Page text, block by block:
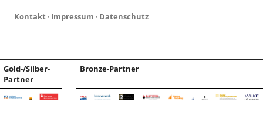
Gold-/Silber-
Partner
Bronze-Partner
Kontakt · Impressum · Datenschutz